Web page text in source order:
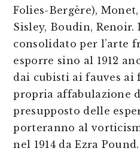
Folies-Bergère),
Sisley, Boudin, Renoir.
consolidato per l’arte
esporre sino al 1912
dai cubisti ai fauves ai
propria affabulazione
presupposto delle
porteranno al
nel 1914 da Ezra